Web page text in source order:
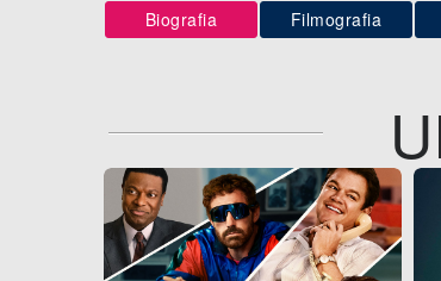
Biografia Filmografia